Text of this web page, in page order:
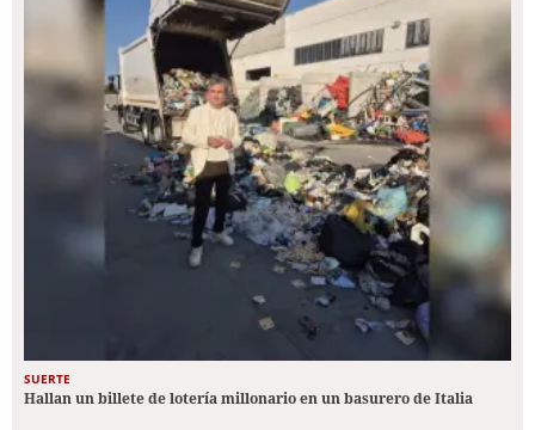
SUERTE
Hallan un billete de lotería millonario en un basurero de Italia